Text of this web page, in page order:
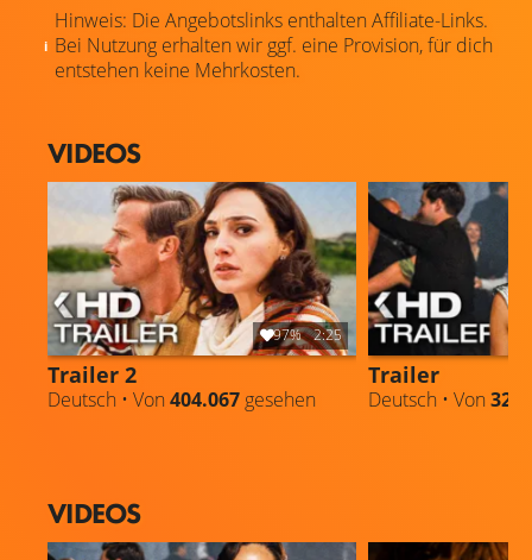
Hinweis: Die Angebotslinks enthalten Affiliate-Links.
Bei Nutzung erhalten wir ggf. eine Provision, für dich
entstehen keine Mehrkosten.
VIDEOS
97% 2:25
Trailer 2
Deutsch • Von404.067 gesehen
Trailer
Deutsch • Von
VIDEOS